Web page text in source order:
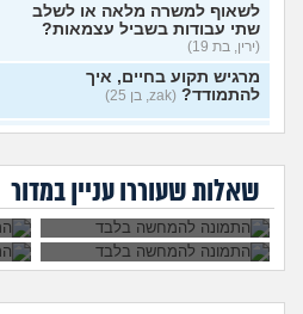
לשאוף למשרה מלאה או לשלב
שתי עבודות בשביל עצמאות?
(ירין, בת 19)
מרגיש תקוע בחיים, איך
להתמודד? (zak, בן 25)
איך לעשות כסף מתמונות של
בלי שיגלו אותי?
(אליס, בת
20)
ניסיתי כמעט הכול בקשר
לעבודה סלאש לימודים
מרגישה שאין עתיד (אנונימית, בת
הכשרה מעשית לעבודה
שאלות שעוררו עניין במדור
יכולים לפטר אותי כי
בקפה לאחד
העובדים?
לי
האם AI באמת יקח לי
את העבודה בסוף?